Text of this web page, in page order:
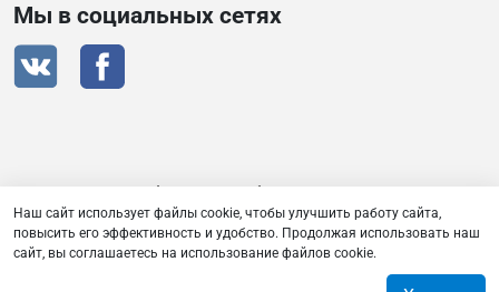
Мы в социальных сетях
Сертификат дистрибьютора RAVENOL
Товарищество с ограниченной ответственностью «Плаза
Наш сайт использует файлы cookie, чтобы улучшить работу сайта,
повысить его эффективность и удобство. Продолжая использовать наш
сайт, вы соглашаетесь на использование файлов cookie.